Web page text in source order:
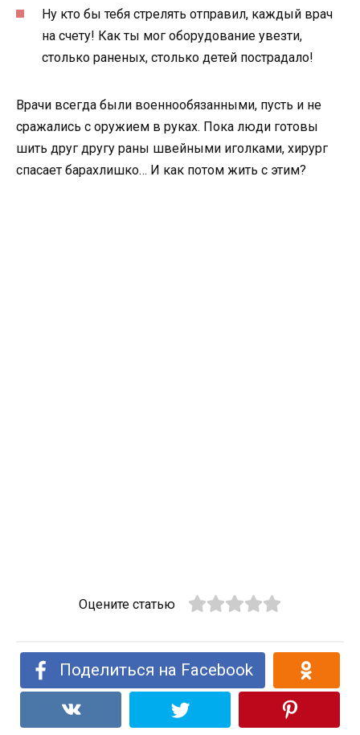
Ну кто бы тебя стрелять отправил, каждый врач
на счету! Как ты мог оборудование увезти,
столько раненых, столько детей пострадало!
Врачи всегда были военнообязанными, пусть и не
сражались с оружием в руках. Пока люди готовы
шить друг другу раны швейными иголками, хирург
спасает барахлишко… И как потом жить с этим?
Оцените статью
Поделиться на Facebook